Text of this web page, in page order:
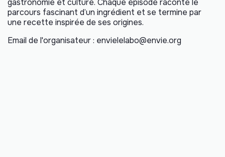
gastronomie et culture. Chaque épisode raconte le
parcours fascinant d’un ingrédient et se termine par
une recette inspirée de ses origines.
Email de l'organisateur : envielelabo@envie.org